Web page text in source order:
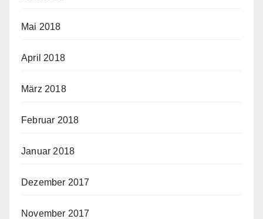
Mai 2018
April 2018
März 2018
Februar 2018
Januar 2018
Dezember 2017
November 2017